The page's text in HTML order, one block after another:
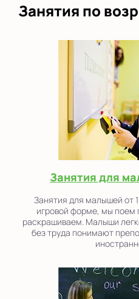
Занятия по
Занятия для
Занятия для малышей от
игровой форме, мы поем
раскрашиваем. Малыши
без труда понимают